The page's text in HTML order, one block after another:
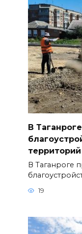
В
В Таганроге
19